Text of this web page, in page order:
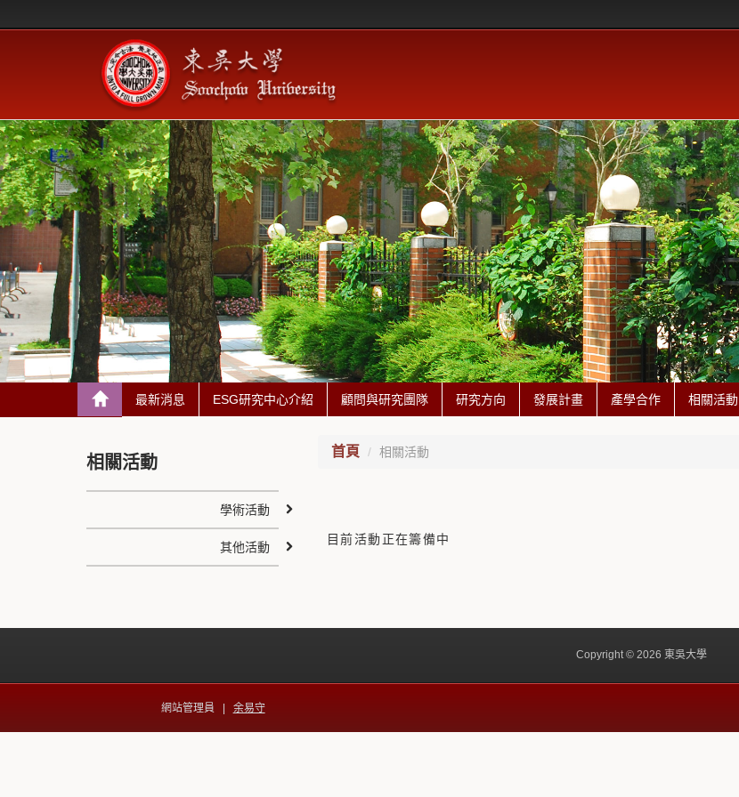
最新消息 ESG研究中心介紹 顧問與研究團隊 研究方向 發展計畫 產學合作 相關活動
首頁 相關活動
目前活動正在籌備中
相關活動
學術活動
其他活動
Copyright © 2026 東吳大學
網站管理員 | 余易守